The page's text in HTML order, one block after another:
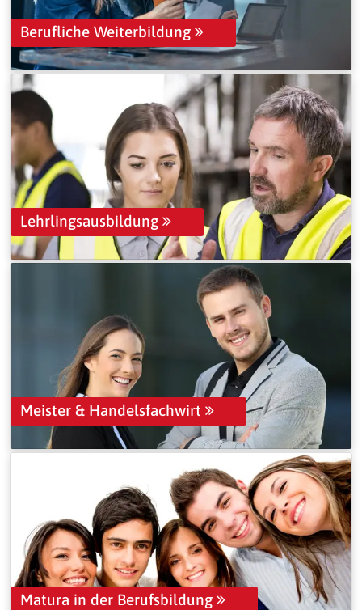
Berufliche Weiterbildung
Lehrlingsausbildung
Meister & Handelsfachwirt
Matura in der Berufsbildung